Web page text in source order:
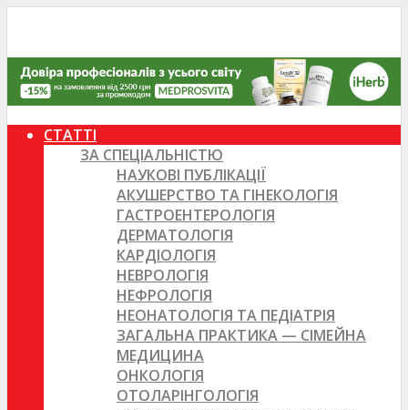
СТАТТІ
ЗА СПЕЦІАЛЬНІСТЮ
НАУКОВІ ПУБЛІКАЦІЇ
АКУШЕРСТВО ТА ГІНЕКОЛОГІЯ
ГАСТРОЕНТЕРОЛОГІЯ
ДЕРМАТОЛОГІЯ
КАРДІОЛОГІЯ
НЕВРОЛОГІЯ
НЕФРОЛОГІЯ
НЕОНАТОЛОГІЯ ТА ПЕДІАТРІЯ
ЗАГАЛЬНА ПРАКТИКА — СІМЕЙНА
МЕДИЦИНА
ОНКОЛОГІЯ
ОТОЛАРІНГОЛОГІЯ